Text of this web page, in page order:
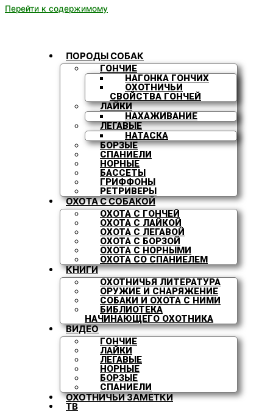
Перейти к содержимому
ПОРОДЫ СОБАК
ГОНЧИЕ
НАГОНКА ГОНЧИХ
ОХОТНИЧЬИ
СВОЙСТВА ГОНЧЕЙ
ЛАЙКИ
НАХАЖИВАНИЕ
ЛЕГАВЫЕ
НАТАСКА
БОРЗЫЕ
СПАНИЕЛИ
НОРНЫЕ
БАССЕТЫ
ГРИФФОНЫ
РЕТРИВЕРЫ
ОХОТА С СОБАКОЙ
ОХОТА С ГОНЧЕЙ
ОХОТА С ЛАЙКОЙ
ОХОТА С ЛЕГАВОЙ
ОХОТА С БОРЗОЙ
ОХОТА С НОРНЫМИ
ОХОТА СО СПАНИЕЛЕМ
КНИГИ
ОХОТНИЧЬЯ ЛИТЕРАТУРА
ОРУЖИЕ И СНАРЯЖЕНИЕ
СОБАКИ И ОХОТА С НИМИ
БИБЛИОТЕКА
НАЧИНАЮЩЕГО ОХОТНИКА
ВИДЕО
ГОНЧИЕ
ЛАЙКИ
ЛЕГАВЫЕ
НОРНЫЕ
БОРЗЫЕ
СПАНИЕЛИ
ОХОТНИЧЬИ ЗАМЕТКИ
ТВ